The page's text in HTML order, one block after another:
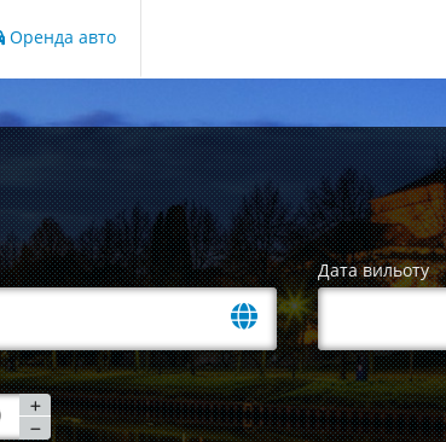
Оренда авто
Дата вильоту